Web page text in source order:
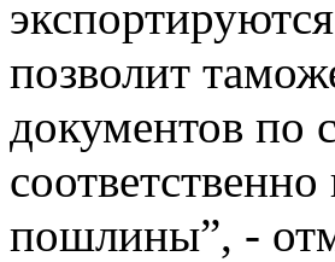
позволит
документов по
пошлины”, -